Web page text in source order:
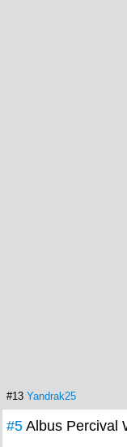
#13 Yandrak25
#5 Albus Percival